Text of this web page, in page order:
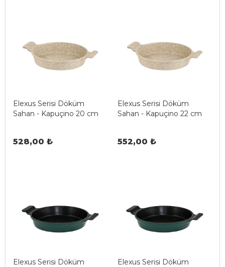
Elexus Serisi Döküm
Sahan - Kapuçino 20 cm
528,00 ₺
Elexus Serisi Döküm
Sahan - Kapuçino 22 cm
552,00 ₺
Elexus Serisi Döküm
Elexus Serisi Döküm